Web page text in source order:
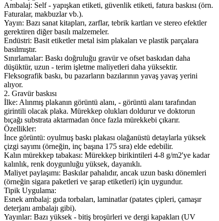
Ambalaj: Self - yapışkan etiketi, güvenlik etiketi, fatura baskısı (örn.
Faturalar, makbuzlar vb.).
Yayın: Bazı sanat kitapları, zarflar, tebrik kartları ve stereo efektler
gerektiren diğer basılı malzemeler.
Endüstri: Basit etiketler metal isim plakaları ve plastik parçalara
basılmıştır.
Sınırlamalar: Baskı doğruluğu gravür ve ofset baskıdan daha
düşüktür, uzun - terim işletme maliyetleri daha yüksektir.
Fleksografik baskı, bu pazarların bazılarının yavaş yavaş yerini
alıyor.
2. Gravür baskısı
İlke: Alınmış plakanın görüntü alanı, - görüntü alanı tarafından
girintili olacak plaka. Mürekkep olukları doldurur ve doktorun
bıçağı substrata aktarmadan önce fazla mürekkebi çıkarır.
Özellikler:
İnce görüntü: oyulmuş baskı plakası olağanüstü detaylarla yüksek
çizgi sayımı (örneğin, inç başına 175 sıra) elde edebilir.
Kalın mürekkep tabakası: Mürekkep birikintileri 4-8 g/m2'ye kadar
kalınlık, renk doygunluğu yüksek, dayanıklı.
Maliyet paylaşımı: Baskılar pahalıdır, ancak uzun baskı dönemleri
(örneğin sigara paketleri ve şarap etiketleri) için uygundur.
Tipik Uygulama:
Esnek ambalaj: gıda torbaları, laminatlar (patates çipleri, çamaşır
deterjanı ambalajı gibi).
Yayınlar: Bazı yüksek - bitiş broşürleri ve dergi kapakları (UV